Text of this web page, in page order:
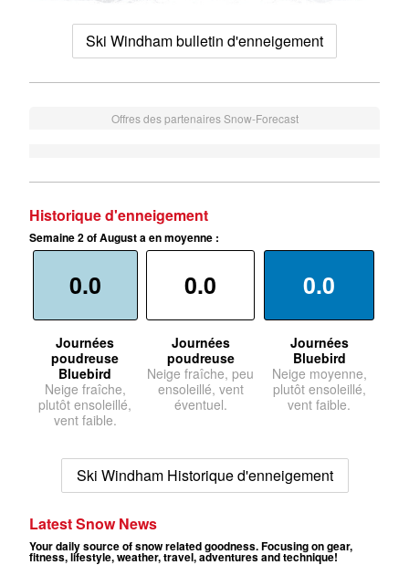
Ski Windham bulletin d'enneigement
Offres des partenaires Snow-Forecast
Historique d'enneigement
Semaine 2 of August a en moyenne :
0.0
Journées
poudreuse
Bluebird
Neige fraîche,
plutôt ensoleillé,
vent faible.
0.0
Journées
poudreuse
Neige fraîche, peu
ensoleillé, vent
éventuel.
0.0
Journées
Bluebird
Neige moyenne,
plutôt ensoleillé,
vent faible.
Ski Windham Historique d'enneigement